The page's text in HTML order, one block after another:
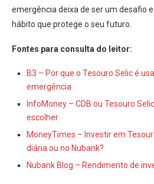
emergência deixa de ser um desafio
hábito que protege o seu futuro.
Fontes para consulta do leitor:
B3 – Por que o Tesouro Selic é
emergência
InfoMoney – CDB ou Tesouro
escolher
MoneyTimes – Investir em
diária ou no Nubank?
Nubank Blog – Rendimento de